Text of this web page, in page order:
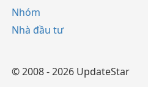
Nhóm
Nhà đầu tư
© 2008 - 2026 UpdateStar